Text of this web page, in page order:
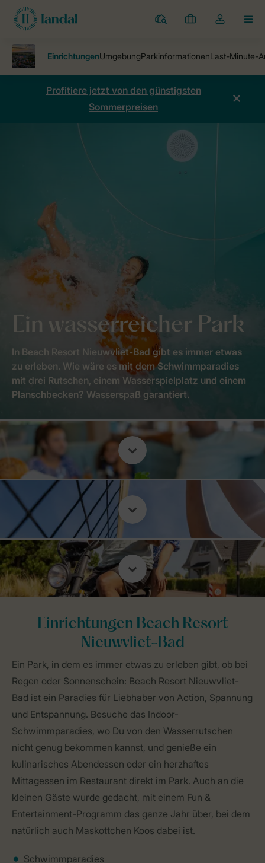
Ferienparks
Meine
Dropdown-
öffnen
Profitiere jetzt von den günstigsten
Sommerpreisen
Einrichtungen
Ein wasserreicher Park
In Beach Resort Nieuwvliet-Bad gibt es immer etwas
zu erleben. Wie wäre es mit dem Schwimmparadies
mit drei Rutschen, einem Wasserspielplatz und einem
Planschbecken? Wasserspaß garantiert.
Einrichtungen Beach Resort
Nieuwvliet-Bad
Ein Park, in dem es immer etwas zu erleben gibt, ob bei
Regen oder Sonnenschein: Beach Resort Nieuwvliet-
Bad ist ein Paradies für Liebhaber von Action, Spannung
und Entspannung. Besuche das Indoor-
Schwimmparadies, wo Du von den Wasserrutschen
nicht genug bekommen kannst, und genieße ein
kulinarisches Abendessen oder ein herzhaftes
Mittagessen im Restaurant direkt im Park. Auch an die
kleinen Gäste wurde gedacht, mit einem Fun &
Entertainment-Programm das ganze Jahr über, bei dem
natürlich auch Maskottchen Koos dabei ist.
Schwimmparadies